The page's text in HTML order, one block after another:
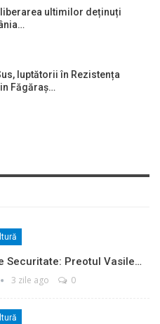
ultimilor deținuți
luptătorii în Rezistența
Făgăraș…
Securitate: Preotul Vasile…
3 zile ago 0